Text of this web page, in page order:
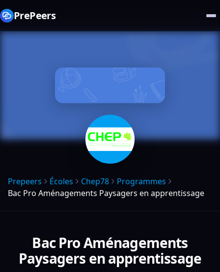
PrePeers
Prepeers Écoles Chep78
Programmes
Bac Pro Aménagements Paysagers en apprentissage
Bac Pro Aménagements
Paysagers en apprentissage